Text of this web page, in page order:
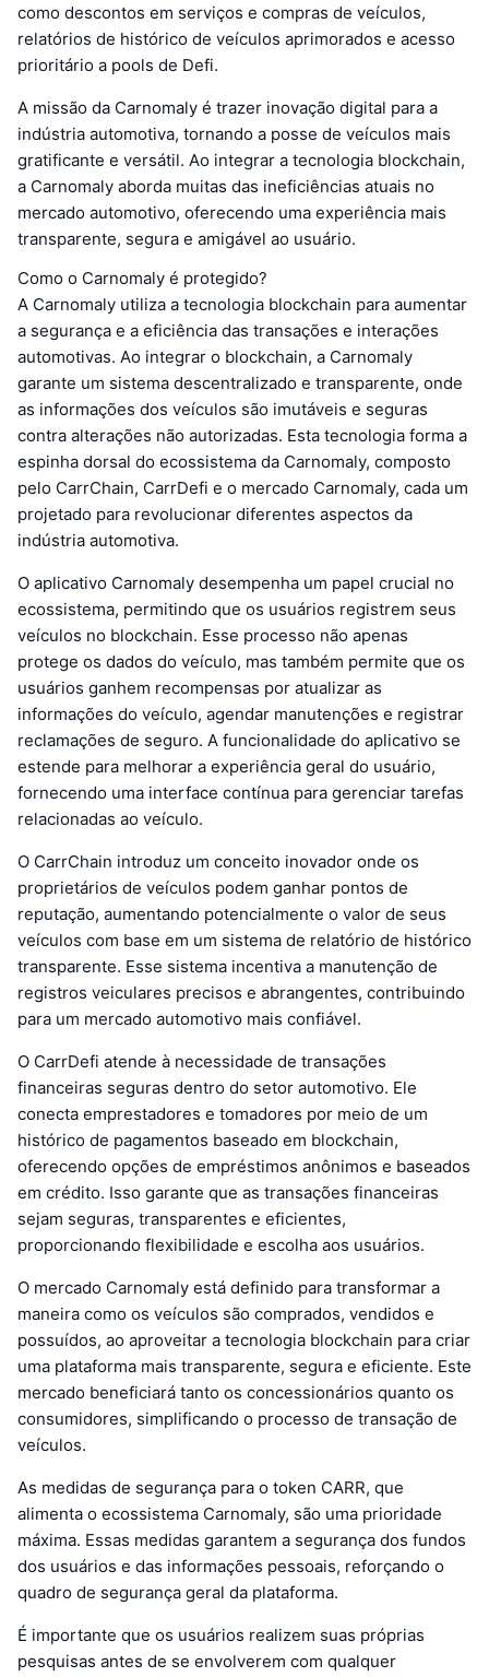
como descontos em serviços e compras de veículos,
relatórios de histórico de veículos aprimorados e acesso
prioritário a pools de Defi.
A missão da Carnomaly é trazer inovação digital para a
indústria automotiva, tornando a posse de veículos mais
gratificante e versátil. Ao integrar a tecnologia blockchain,
a Carnomaly aborda muitas das ineficiências atuais no
mercado automotivo, oferecendo uma experiência mais
transparente, segura e amigável ao usuário.
Como o Carnomaly é protegido?
A Carnomaly utiliza a tecnologia blockchain para aumentar
a segurança e a eficiência das transações e interações
automotivas. Ao integrar o blockchain, a Carnomaly
garante um sistema descentralizado e transparente, onde
as informações dos veículos são imutáveis e seguras
contra alterações não autorizadas. Esta tecnologia forma a
espinha dorsal do ecossistema da Carnomaly, composto
pelo CarrChain, CarrDefi e o mercado Carnomaly, cada um
projetado para revolucionar diferentes aspectos da
indústria automotiva.
O aplicativo Carnomaly desempenha um papel crucial no
ecossistema, permitindo que os usuários registrem seus
veículos no blockchain. Esse processo não apenas
protege os dados do veículo, mas também permite que os
usuários ganhem recompensas por atualizar as
informações do veículo, agendar manutenções e registrar
reclamações de seguro. A funcionalidade do aplicativo se
estende para melhorar a experiência geral do usuário,
fornecendo uma interface contínua para gerenciar tarefas
relacionadas ao veículo.
O CarrChain introduz um conceito inovador onde os
proprietários de veículos podem ganhar pontos de
reputação, aumentando potencialmente o valor de seus
veículos com base em um sistema de relatório de histórico
transparente. Esse sistema incentiva a manutenção de
registros veiculares precisos e abrangentes, contribuindo
para um mercado automotivo mais confiável.
O CarrDefi atende à necessidade de transações
financeiras seguras dentro do setor automotivo. Ele
conecta emprestadores e tomadores por meio de um
histórico de pagamentos baseado em blockchain,
oferecendo opções de empréstimos anônimos e baseados
em crédito. Isso garante que as transações financeiras
sejam seguras, transparentes e eficientes,
proporcionando flexibilidade e escolha aos usuários.
O mercado Carnomaly está definido para transformar a
maneira como os veículos são comprados, vendidos e
possuídos, ao aproveitar a tecnologia blockchain para criar
uma plataforma mais transparente, segura e eficiente. Este
mercado beneficiará tanto os concessionários quanto os
consumidores, simplificando o processo de transação de
veículos.
As medidas de segurança para o token CARR, que
alimenta o ecossistema Carnomaly, são uma prioridade
máxima. Essas medidas garantem a segurança dos fundos
dos usuários e das informações pessoais, reforçando o
quadro de segurança geral da plataforma.
É importante que os usuários realizem suas próprias
pesquisas antes de se envolverem com qualquer